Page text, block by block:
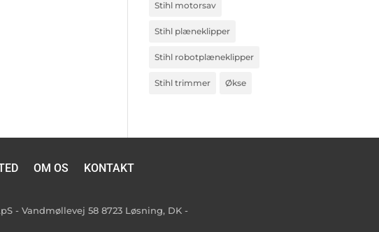
Stihl motorsav
Stihl plæneklipper
Stihl robotplæneklipper
Stihl trimmer Økse
OM OS KONTAKT
- Vandmøllevej 58 8723 Løsning, DK -